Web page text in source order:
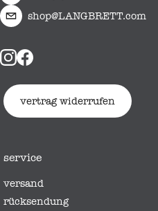
shop@LANGBRETT.com
vertrag widerrufen
service
versand
rücksendung